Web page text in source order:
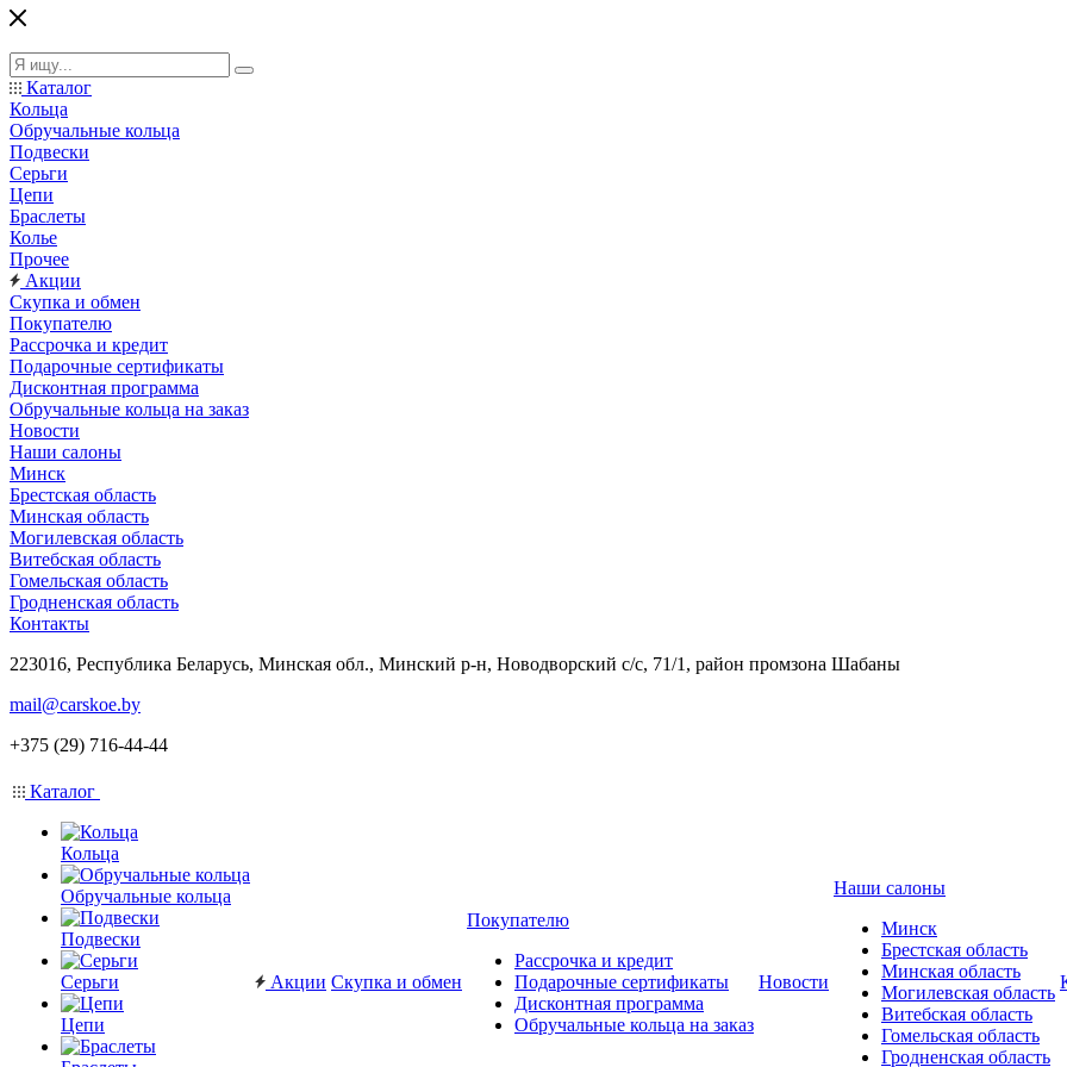
Каталог
Кольца
Обручальные кольца
Подвески
Серьги
Цепи
Браслеты
Колье
Прочее
Акции
Скупка и обмен
Покупателю
Рассрочка и кредит
Подарочные сертификаты
Дисконтная программа
Обручальные кольца на заказ
Новости
Наши салоны
Минск
Брестская область
Минская область
Могилевская область
Витебская область
Гомельская область
Гродненская область
Контакты
223016, Республика Беларусь, Минская обл., Минский р-н, Новодворский с/с, 71/1, район промзона Шабаны
mail@carskoe.by
+375 (29) 716-44-44
Каталог
Кольца
Обручальные кольца
Подвески
Серьги
Цепи
Акции Скупка и обмен
Покупателю
Рассрочка и кредит
Подарочные сертификаты
Дисконтная программа
Обручальные кольца на заказ
Новости
Наши салоны
Минск
Брестская область
Минская область
Могилевская область
Витебская область
Гомельская область
Гродненская область